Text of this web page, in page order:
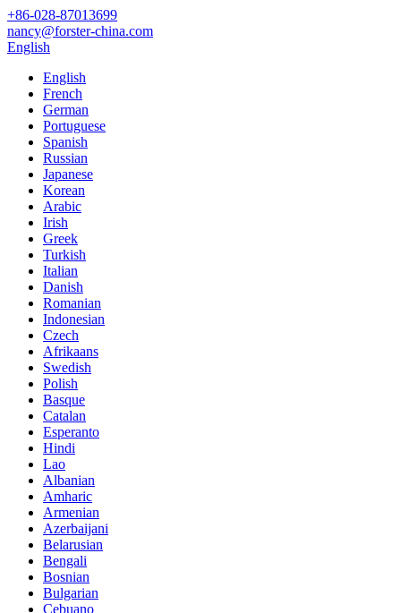
+86-028-87013699
nancy@forster-china.com
English
English
French
German
Portuguese
Spanish
Russian
Japanese
Korean
Arabic
Irish
Greek
Turkish
Italian
Danish
Romanian
Indonesian
Czech
Afrikaans
Swedish
Polish
Basque
Catalan
Esperanto
Hindi
Lao
Albanian
Amharic
Armenian
Azerbaijani
Belarusian
Bengali
Bosnian
Bulgarian
Cebuano